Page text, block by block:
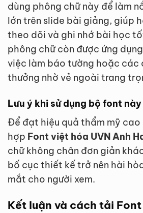
dùng phông chữ này để làm
lớn trên slide bài giảng, giúp
theo dõi và ghi nhớ bài học
phông chữ còn được ứng
việc làm báo tường hoặc các
thưởng nhờ vẻ ngoài trang
Lưu ý khi sử dụng bộ font này
Để đạt hiệu quả thẩm mỹ cao
hợp Font việt hóa UVN Anh
chữ không chân đơn giản
bố cục thiết kế trở nên hài
mắt cho người xem.
Kết luận và cách tải